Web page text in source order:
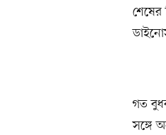
শেষের
গত
সঙ্গে